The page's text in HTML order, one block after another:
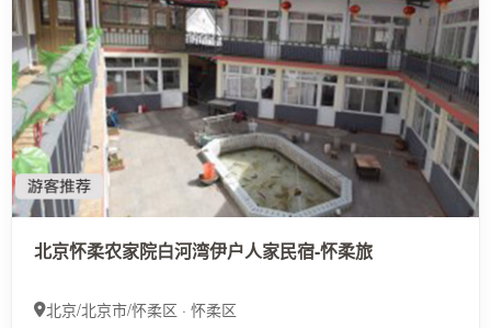
北京怀柔农家院白河湾伊户人家民宿-怀柔旅
北京/北京市/怀柔区 · 怀柔区